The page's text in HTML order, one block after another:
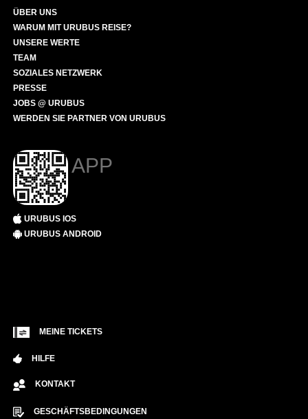
ÜBER UNS
WARUM MIT URUBUS REISE?
UNSERE WERTE
TEAM
SOZIALES NETZWERK
PRESSE
JOBS @ URUBUS
WERDEN SIE PARTNER VON URUBUS
APP
URUBUS IOS
URUBUS ANDROID
MEINE TICKETS
HILFE
KONTAKT
GESCHÄFTSBEDINGUNGEN